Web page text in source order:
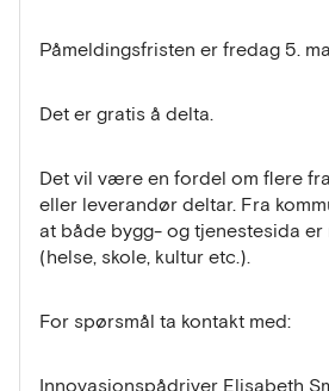
Påmeldingsfristen er fredag 5.
Det er gratis å delta.
Det vil være en fordel om flere
eller leverandør deltar. Fra
at både bygg- og tjenestesida
(helse, skole, kultur etc.).
For spørsmål ta kontakt med:
Innovasjonspådriver Elisabeth